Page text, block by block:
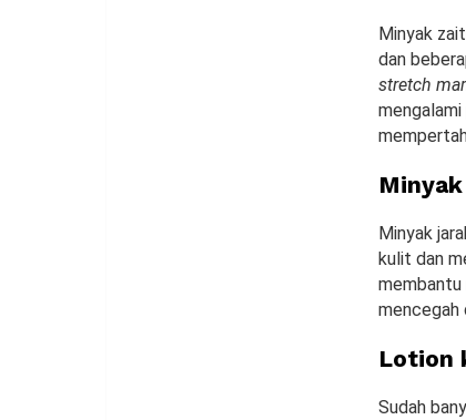
Minyak
dan
stretch
Minyak
kulit dan
mencegah
Lotion
Sudah